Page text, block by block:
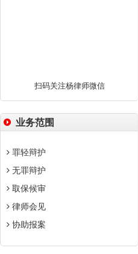
扫码关注杨律师微信
业务范围
罪轻辩护
无罪辩护
取保候审
律师会见
协助报案